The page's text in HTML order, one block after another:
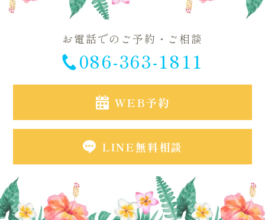
お電話でのご予約・ご相談
086-363-1811
WEB予約
LINE無料相談